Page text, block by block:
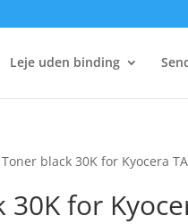
Leje uden binding
black 30K for Kyocera
for